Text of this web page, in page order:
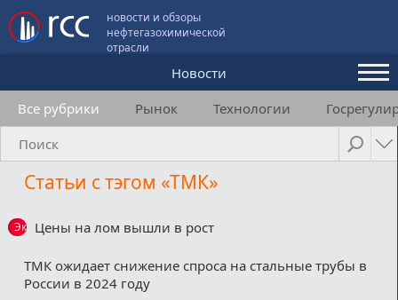
новости и обзоры
нефтегазохимической
отрасли
Новости
Аналитика и мнения
Видео
Пользовательское соглашение
Все рубрики Рынок Технологии
Статьи с тэгом «ТМК»
Эксклюзив
Цены на лом вышли в рост
ТМК ожидает снижение спроса на стальные трубы в
России в 2024 году